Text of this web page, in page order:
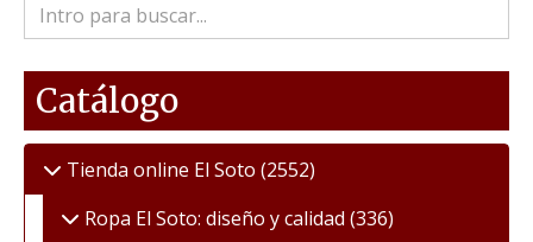
Catálogo
Tienda online El Soto (2552)
Ropa El Soto: diseño y calidad (336)